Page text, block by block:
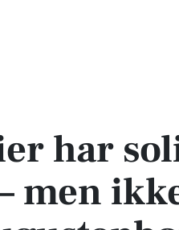
men ikke helt så meget i
har
men